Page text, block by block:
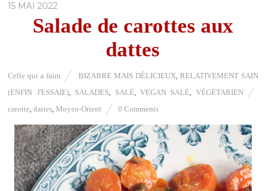
15 MAI 2022
Salade de carottes aux
dattes
Celle qui a faim BIZARRE MAIS DÉLICIEUX, RELATIVEMENT SAIN
(ENFIN J'ESSAIE), SALADES, SALÉ, VEGAN SALÉ, VÉGÉTARIEN
carotte,dattes,Moyen-Orient 0 Comments